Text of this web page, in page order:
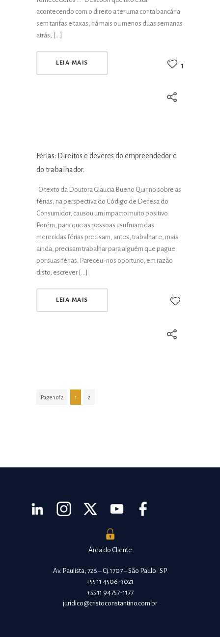
acontecendo com o direito a ter uma conta bancária
sem tarifas e taxas, há mais ou menos duas semanas
atrás, […]
LEIA MAIS 1
Férias: Direitos e deveres do empreendedor e
do trabalhador.
O texto da Doutora Glaucia Bueno Quirino sobre as
férias, na perspectiva do Código de Defesa do
Consumidor, causou um impacto muito positivo.
Porém, para que as pessoas usufruam das
merecidas férias precisam, antes, trabalhar e, mais
ainda, precisam trabalhar para alguém que pague
por suas férias. Pareceu-nos oportuno, em razão
disto, escrever […]
LEIA MAIS
Page 1 of 2 1 2
Área do Cliente
Av. Paulista, 726 – Cj. 1707 – São Paulo • SP
+55 11 4506-3021
+55 11 94757-1177
juridico@cristoconstantino.com.br